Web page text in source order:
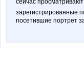
сейчас
зарегистрированные
посетившие портрет